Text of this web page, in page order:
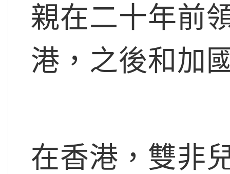
親在二十年前
港，之後和加
在香港，雙非